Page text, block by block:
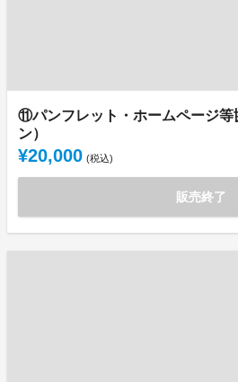
⑪パンフレット・ホームページ等
ン）
¥20,000 (税込)
販売終了